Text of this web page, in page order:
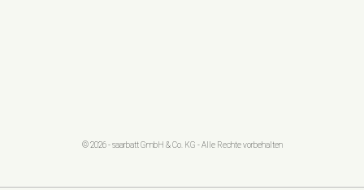
© 2026 - saarbatt GmbH & Co. KG - Alle Rechte vorbehalten